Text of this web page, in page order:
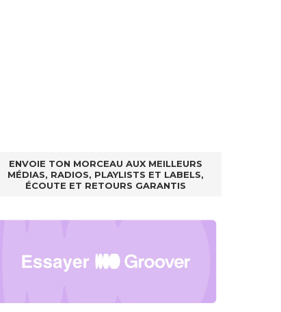
ENVOIE TON MORCEAU AUX MEILLEURS
MÉDIAS, RADIOS, PLAYLISTS ET LABELS,
ÉCOUTE ET RETOURS GARANTIS